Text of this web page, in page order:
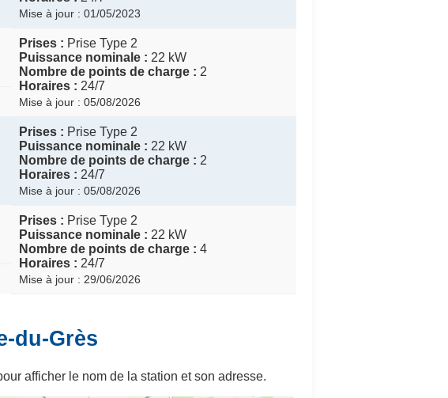
Mise à jour : 01/05/2023
Prises : Prise Type 2
Puissance nominale : 22 kW
Nombre de points de charge : 2
Horaires : 24/7
Mise à jour : 05/08/2026
Prises : Prise Type 2
Puissance nominale : 22 kW
Nombre de points de charge : 2
Horaires : 24/7
Mise à jour : 05/08/2026
Prises : Prise Type 2
Puissance nominale : 22 kW
Nombre de points de charge : 4
Horaires : 24/7
Mise à jour : 29/06/2026
du-Grès
afficher le nom de la station et son adresse.